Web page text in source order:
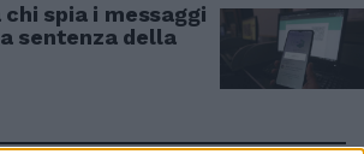
spia i messaggi
sentenza della